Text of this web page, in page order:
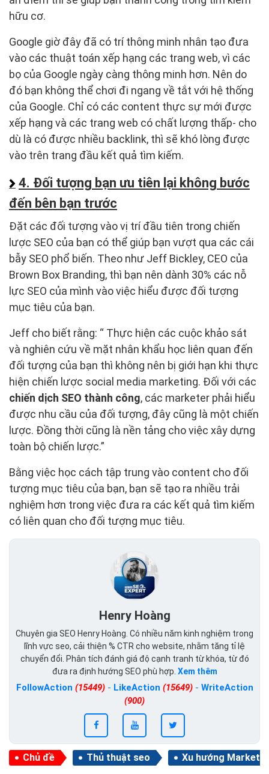
hữu cơ.
Google giờ đây đã có trí thông minh nhân tạo đưa
vào các thuật toán xếp hạng các trang web, vì các
bọ của Google ngày càng thông minh hơn. Nên do
đó bạn không thể chơi đi ngang về tắt với hệ thống
của Google. Chỉ có các content thực sự mới được
xếp hạng và các trang web có chất lượng thấp- cho
dù là có được nhiều backlink, thì sẽ khó lòng được
vào trên trang đầu kết quả tìm kiếm.
4. Đối tượng bạn ưu tiên lại không bước
đến bên bạn trước
Đặt các đối tượng vào vị trí đầu tiên trong chiến
lược SEO của bạn có thể giúp bạn vượt qua các cái
bẫy SEO phổ biến. Theo như Jeff Bickley, CEO của
Brown Box Branding, thì bạn nên dành 30% các nỗ
lực SEO của mình vào việc hiểu được đối tượng
mục tiêu của bạn.
Jeff cho biết rằng: “ Thực hiện các cuộc khảo sát
và nghiên cứu về mặt nhân khẩu học liên quan đến
đối tượng của bạn thì không nên bị giới hạn khi thực
hiện chiến lược social media marketing. Đối với các
chiến dịch SEO thành công, các marketer phải hiểu
được nhu cầu của đối tượng, đây cũng là một chiến
lược. Đồng thời cũng là nền tảng cho việc xây dựng
toàn bộ chiến lược.”
Bằng việc học cách tập trung vào content cho đối
tượng mục tiêu của bạn, bạn sẽ tạo ra nhiều trải
nghiệm hơn trong việc đưa ra các kết quả tìm kiếm
có liên quan cho đối tượng mục tiêu.
Henry Hoàng
Chuyên gia SEO Henry Hoàng. Có nhiều năm kinh nghiệm trong
lĩnh vực seo, cải thiện % CTR cho website, nhằm tăng tỉ lệ
chuyển đổi. Phân tích đánh giá độ cạnh tranh từ khóa, từ đó
đưa ra định hướng SEO phù hợp. Xem thêm
FollowAction (15449)- LikeAction (15649)- WriteAction
(900)
Chủ đề Thủ thuật seo Xu hướng